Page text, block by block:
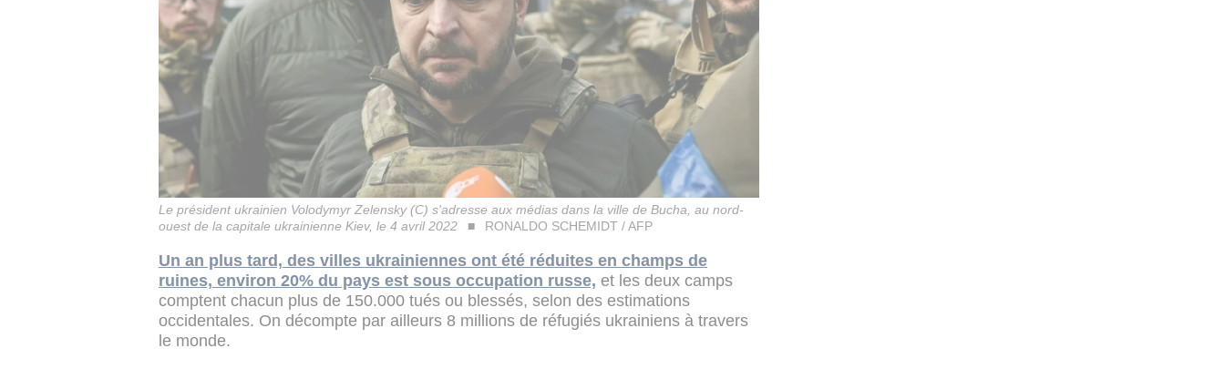
Le président ukrainien Volodymyr Zelensky (C) s'adresse aux médias dans la ville de Bucha, au nord-
ouest de la capitale ukrainienne Kiev, le 4 avril 2022
RONALDO SCHEMIDT / AFP
Un an plus tard, des villes ukrainiennes ont été réduites en champs de
ruines, environ 20% du pays est sous occupation russe, et les deux camps
comptent chacun plus de 150.000 tués ou blessés, selon des estimations
occidentales. On décompte par ailleurs 8 millions de réfugiés ukrainiens à travers
le monde.